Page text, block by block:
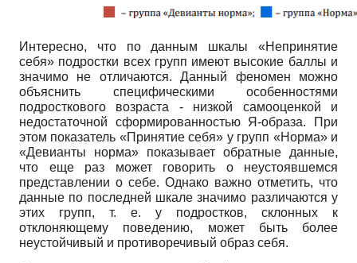
Интересно, что по данным шкалы «Непринятие
себя» подростки всех групп имеют высокие баллы и
значимо не отличаются. Данный феномен можно
объяснить специфическими особенностями
подросткового возраста - низкой самооценкой и
недостаточной сформированностью Я-образа. При
этом показатель «Принятие себя» у групп «Норма» и
«Девианты норма» показывает обратные данные,
что еще раз может говорить о неустоявшемся
представлении о себе. Однако важно отметить, что
данные по последней шкале значимо различаются у
этих групп, т. е. у подростков, склонных к
отклоняющему поведению, может быть более
неустойчивый и противоречивый образ себя.